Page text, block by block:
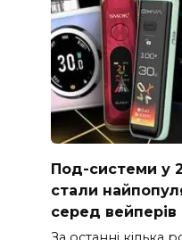
Под-системи у
стали
серед вейперів